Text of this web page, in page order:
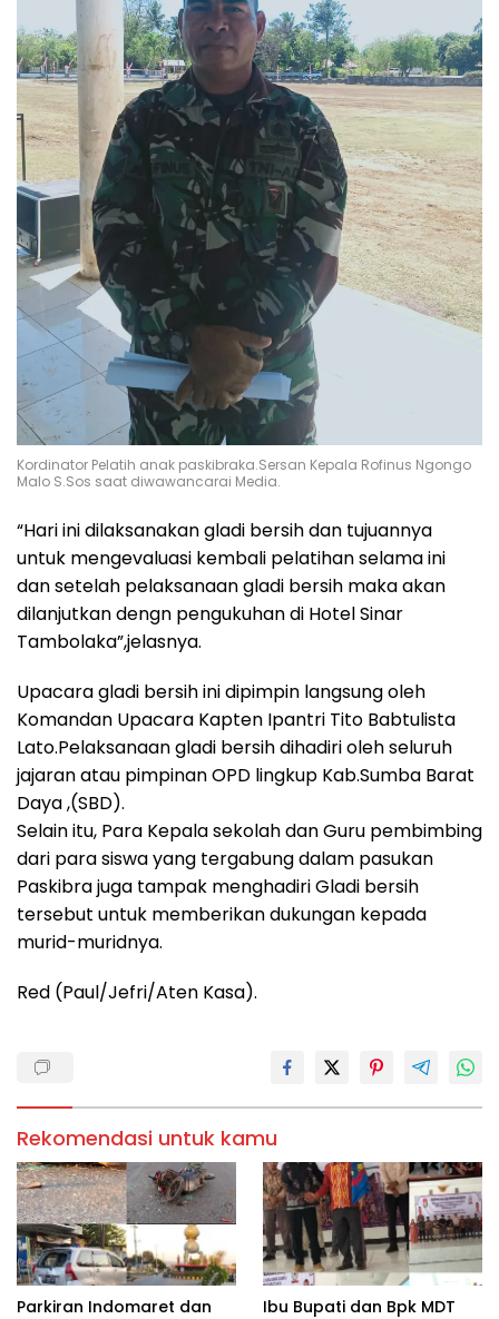
Kordinator Pelatih anak paskibraka.Sersan Kepala Rofinus Ngongo
Malo S.Sos saat diwawancarai Media.
“Hari ini dilaksanakan gladi bersih dan tujuannya
untuk mengevaluasi kembali pelatihan selama ini
dan setelah pelaksanaan gladi bersih maka akan
dilanjutkan dengn pengukuhan di Hotel Sinar
Tambolaka”,jelasnya.
Upacara gladi bersih ini dipimpin langsung oleh
Komandan Upacara Kapten Ipantri Tito Babtulista
Lato.Pelaksanaan gladi bersih dihadiri oleh seluruh
jajaran atau pimpinan OPD lingkup Kab.Sumba Barat
Daya ,(SBD).
Selain itu, Para Kepala sekolah dan Guru pembimbing
dari para siswa yang tergabung dalam pasukan
Paskibra juga tampak menghadiri Gladi bersih
tersebut untuk memberikan dukungan kepada
murid-muridnya.
Red (Paul/Jefri/Aten Kasa).
Rekomendasi untuk kamu
Parkiran Indomaret dan
Ibu Bupati dan Bpk MDT